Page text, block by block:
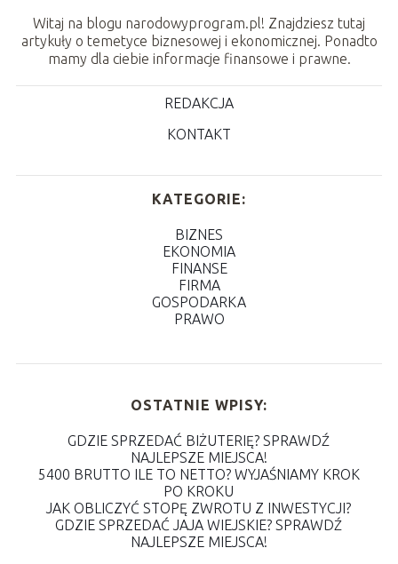
Witaj na blogu narodowyprogram.pl! Znajdziesz tutaj
artykuły o temetyce biznesowej i ekonomicznej. Ponadto
mamy dla ciebie informacje finansowe i prawne.
REDAKCJA
KONTAKT
KATEGORIE:
BIZNES
EKONOMIA
FINANSE
FIRMA
GOSPODARKA
PRAWO
OSTATNIE WPISY:
GDZIE SPRZEDAĆ BIŻUTERIĘ? SPRAWDŹ
NAJLEPSZE MIEJSCA!
5400 BRUTTO ILE TO NETTO? WYJAŚNIAMY KROK
PO KROKU
JAK OBLICZYĆ STOPĘ ZWROTU Z INWESTYCJI?
GDZIE SPRZEDAĆ JAJA WIEJSKIE? SPRAWDŹ
NAJLEPSZE MIEJSCA!